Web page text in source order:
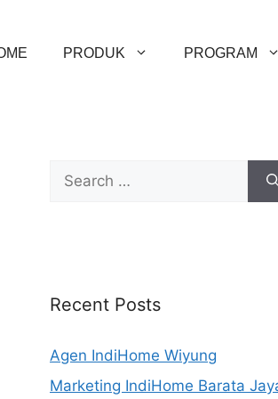
PRODUK PROGRAM
Recent Posts
Agen IndiHome Wiyung
Marketing IndiHome Barata